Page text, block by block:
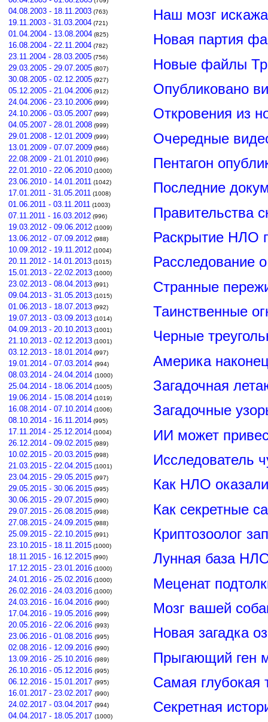
04.08.2003 - 18.11.2003 (763)
19.11.2003 - 31.03.2004 (721)
01.04.2004 - 13.08.2004 (825)
16.08.2004 - 22.11.2004 (782)
23.11.2004 - 28.03.2005 (756)
29.03.2005 - 29.07.2005 (807)
30.08.2005 - 02.12.2005 (927)
05.12.2005 - 21.04.2006 (912)
24.04.2006 - 23.10.2006 (999)
24.10.2006 - 03.05.2007 (999)
04.05.2007 - 28.01.2008 (999)
29.01.2008 - 12.01.2009 (999)
13.01.2009 - 07.07.2009 (966)
22.08.2009 - 21.01.2010 (996)
22.01.2010 - 22.06.2010 (1000)
23.06.2010 - 14.01.2011 (1042)
17.01.2011 - 31.05.2011 (1008)
01.06.2011 - 03.11.2011 (1003)
07.11.2011 - 16.03.2012 (996)
19.03.2012 - 09.06.2012 (1009)
13.06.2012 - 07.09.2012 (988)
10.09.2012 - 19.11.2012 (1004)
20.11.2012 - 14.01.2013 (1015)
15.01.2013 - 22.02.2013 (1000)
23.02.2013 - 08.04.2013 (991)
09.04.2013 - 31.05.2013 (1015)
01.06.2013 - 18.07.2013 (992)
19.07.2013 - 03.09.2013 (1014)
04.09.2013 - 20.10.2013 (1001)
21.10.2013 - 02.12.2013 (1001)
03.12.2013 - 18.01.2014 (997)
19.01.2014 - 07.03.2014 (994)
08.03.2014 - 24.04.2014 (1000)
25.04.2014 - 18.06.2014 (1005)
19.06.2014 - 15.08.2014 (1019)
16.08.2014 - 07.10.2014 (1006)
08.10.2014 - 16.11.2014 (995)
17.11.2014 - 25.12.2014 (1004)
26.12.2014 - 09.02.2015 (989)
10.02.2015 - 20.03.2015 (998)
21.03.2015 - 22.04.2015 (1001)
23.04.2015 - 29.05.2015 (997)
29.05.2015 - 30.06.2015 (995)
30.06.2015 - 29.07.2015 (990)
29.07.2015 - 26.08.2015 (998)
27.08.2015 - 24.09.2015 (988)
25.09.2015 - 22.10.2015 (991)
23.10.2015 - 18.11.2015 (1000)
18.11.2015 - 16.12.2015 (990)
17.12.2015 - 23.01.2016 (1000)
24.01.2016 - 25.02.2016 (1000)
26.02.2016 - 24.03.2016 (1000)
24.03.2016 - 16.04.2016 (990)
17.04.2016 - 19.05.2016 (999)
20.05.2016 - 22.06.2016 (993)
23.06.2016 - 01.08.2016 (995)
02.08.2016 - 12.09.2016 (990)
13.09.2016 - 25.10.2016 (989)
26.10.2016 - 05.12.2016 (995)
06.12.2016 - 15.01.2017 (995)
16.01.2017 - 23.02.2017 (990)
24.02.2017 - 03.04.2017 (994)
04.04.2017 - 18.05.2017 (1000)
Наш мозг
Новая партия
Новые файлы
Опубликовано
Откровения из
Очередные
Пентагон
Последние
Правительства
Раскрытие НЛО
Расследование
Странные
Таинственные
Черные
Америка
Загадочная
Загадочные
ИИ может
Исследователь
Как НЛО
Как секретные
Криптозоолог
Лунная база
Меценат
Мозг вашей
Новая загадка
Прыгающий ген
Самая глубокая
Секретная